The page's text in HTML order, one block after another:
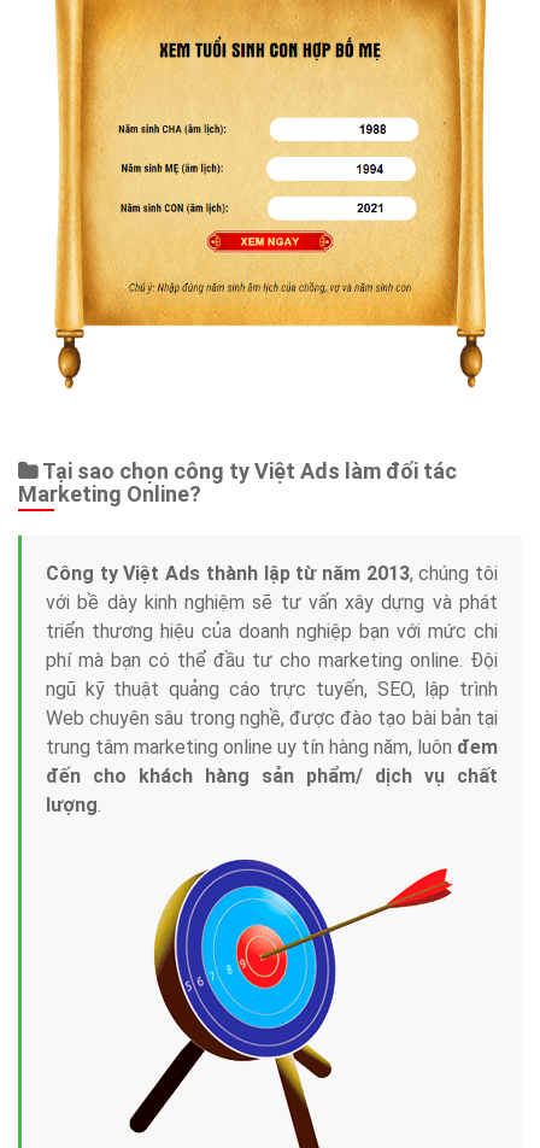
Tại sao chọn công ty Việt Ads làm đối tác
Marketing Online?
Công ty Việt Ads thành lập từ năm 2013, chúng tôi
với bề dày kinh nghiệm sẽ tư vấn xây dựng và phát
triển thương hiệu của doanh nghiệp bạn với mức chi
phí mà bạn có thể đầu tư cho marketing online. Đội
ngũ kỹ thuật quảng cáo trực tuyến, SEO, lập trình
Web chuyên sâu trong nghề, được đào tạo bài bản tại
trung tâm marketing online uy tín hàng năm, luôn đem
đến cho khách hàng sản phẩm/ dịch vụ chất
lượng.